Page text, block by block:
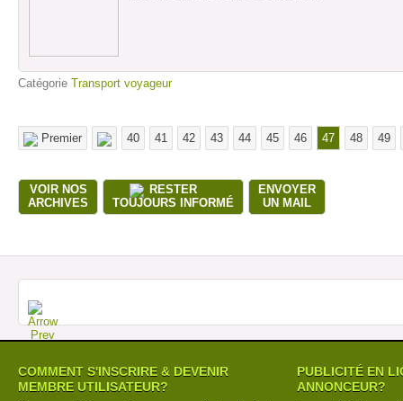
Catégorie Transport voyageur
Premier 40 41 42 43 44 45 46 47 48 49
VOIR NOS
ARCHIVES
RESTER
TOUJOURS INFORMÉ
ENVOYER
UN MAIL
COMMENT S'INSCRIRE & DEVENIR
MEMBRE UTILISATEUR?
PUBLICITÉ EN
ANNONCEUR?